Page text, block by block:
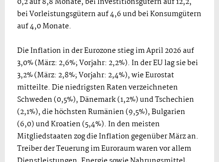
bei Vorleistungsgütern auf 4,6 und bei Konsumgütern
auf 4,0 Monate.
Die Inflation in der Eurozone stieg im April 2026 auf
3,0% (März: 2,6%; Vorjahr: 2,2%). In der EU lag sie bei
3,2% (März: 2,8%; Vorjahr: 2,4%), wie Eurostat
mitteilte. Die niedrigsten Raten verzeichneten
Schweden (0,5%), Dänemark (1,2%) und Tschechien
(2,1%), die höchsten Rumänien (9,5%), Bulgarien
(6,0) und Kroatien (5,4%). In den meisten
Mitgliedstaaten zog die Inflation gegenüber März an.
Treiber der Teuerung im Euroraum waren vor allem